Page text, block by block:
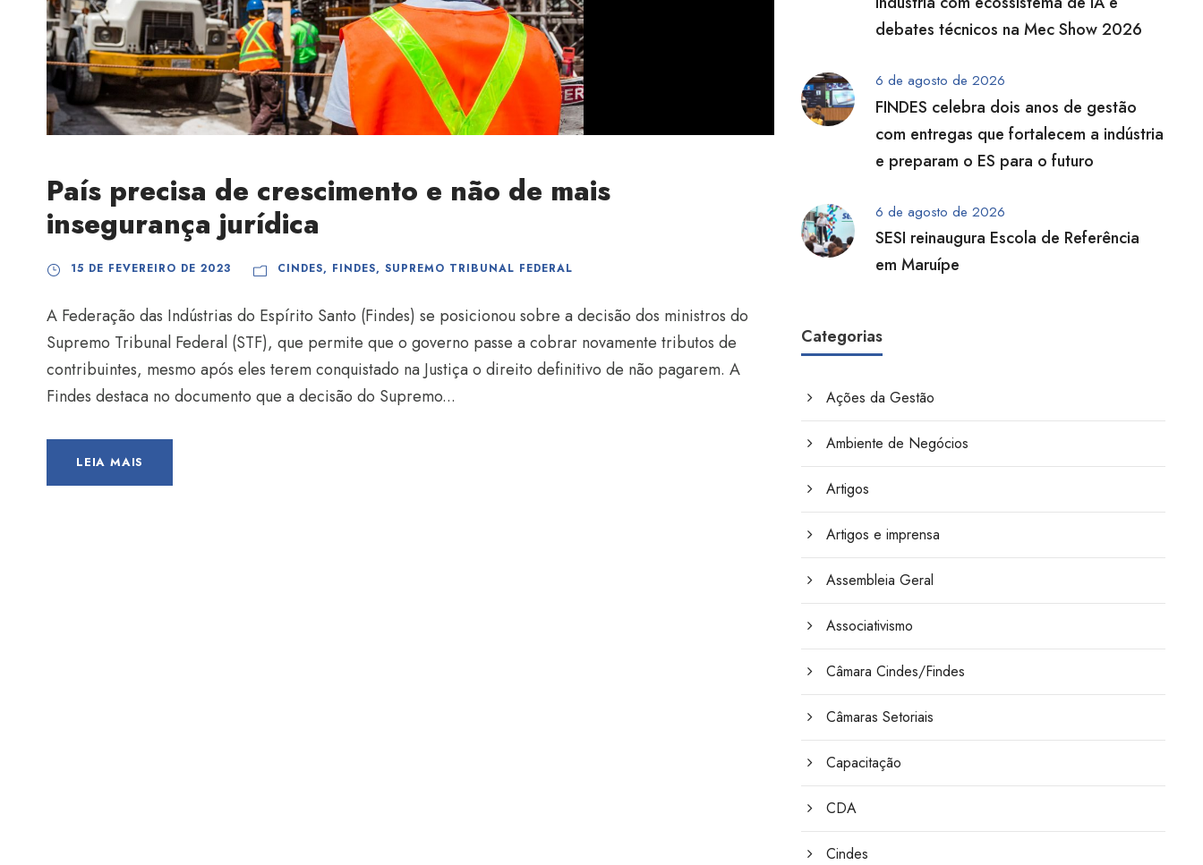
País precisa de crescimento e não de mais
insegurança jurídica
15 DE FEVEREIRO DE 2023 CINDES, FINDES, SUPREMO TRIBUNAL FEDERAL
A Federação das Indústrias do Espírito Santo (Findes) se posicionou sobre a decisão dos ministros do
Supremo Tribunal Federal (STF), que permite que o governo passe a cobrar novamente tributos de
contribuintes, mesmo após eles terem conquistado na Justiça o direito definitivo de não pagarem. A
Findes destaca no documento que a decisão do Supremo...
LEIA MAIS
debates técnicos na Mec Show 2026
6 de agosto de 2026
FINDES celebra dois anos de gestão
com entregas que fortalecem a indústria
e preparam o ES para o futuro
6 de agosto de 2026
SESI reinaugura Escola de Referência
em Maruípe
Categorias
Ações da Gestão
Ambiente de Negócios
Artigos
Artigos e imprensa
Assembleia Geral
Associativismo
Câmara Cindes/Findes
Câmaras Setoriais
Capacitação
CDA
Cindes